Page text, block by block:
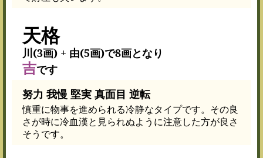
天格
川(3画) + 由(5画)で8画となり
吉です
努力 我慢 堅実 真面目 逆転
慎重に物事を進められる冷静なタイプです。その良
さが時に冷血漢と見られぬように注意した方が良さ
そうです。